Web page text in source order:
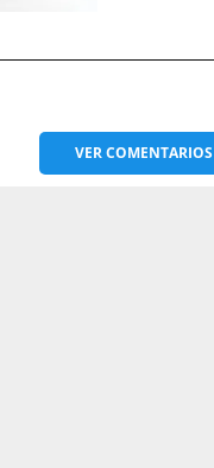
VERCOMENTARIOS